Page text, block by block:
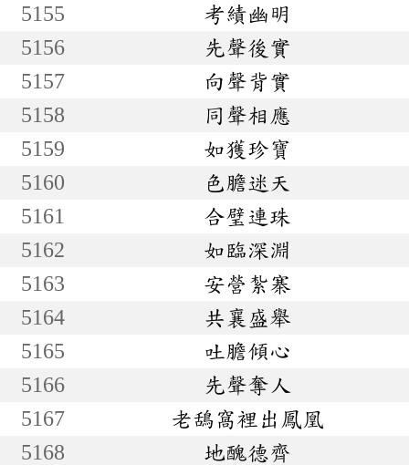
5155
考績幽明
5156
先聲後實
5157
向聲背實
5158
同聲相應
5159
如獲珍寶
5160
色膽迷天
5161
合璧連珠
5162
如臨深淵
5163
安營紮寨
5164
共襄盛舉
5165
吐膽傾心
5166
先聲奪人
5167
老鴰窩裡出鳳凰
5168
地醜德齊